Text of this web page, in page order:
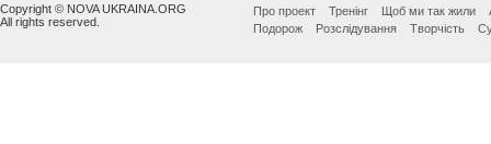
Copyright © NOVA UKRAINA.ORG
All rights reserved.
Про проект Тренінг Щоб ми так жили
Подорож
Розслідування Творчість